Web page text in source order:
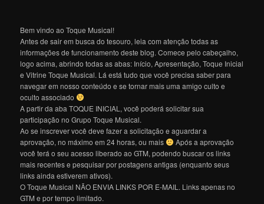
Bem vindo ao Toque Musical!
Antes de sair em busca do tesouro, leia com atenção todas as
informações de funcionamento deste blog. Comece pelo cabeçalho,
logo acima, abrindo todas as abas: Início, Apresentação, Toque Inicial
e Vitrine Toque Musical. Lá está tudo que você precisa saber para
navegar em nosso conteúdo e se tornar mais uma amigo culto e
oculto associado
A partir da aba TOQUE INICIAL, você poderá solicitar sua
participação no Grupo Toque Musical.
Ao se inscrever você deve fazer a solicitação e aguardar a
aprovação, no máximo em 24 horas, ou mais
Após a aprovação
você terá o seu acesso liberado ao GTM, podendo buscar os links
mais recentes e pesquisar por postagens antigas (enquanto seus
links ainda estiverem ativos).
O Toque Musical NÃO ENVIA LINKS POR E-MAIL. Links apenas no
GTM e por tempo limitado.